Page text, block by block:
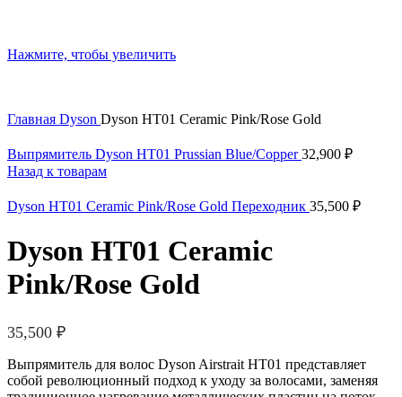
Нажмите, чтобы увеличить
Главная Dyson Dyson HT01 Ceramic Pink/Rose Gold
Выпрямитель Dyson HT01 Prussian Blue/Copper32,900 ₽
Назад к товарам
Dyson HT01 Ceramic Pink/Rose Gold Переходник 35,500 ₽
Dyson HT01 Ceramic
Pink/Rose Gold
35,500 ₽
Выпрямитель для волос Dyson Airstrait HT01 представляет
собой революционный подход к уходу за волосами, заменяя